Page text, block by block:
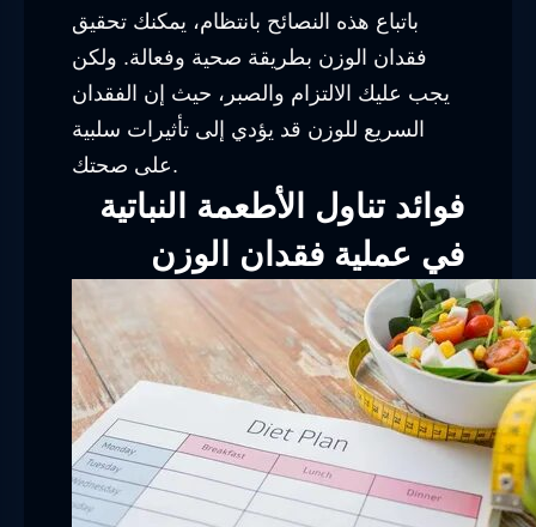
باتباع هذه النصائح بانتظام، يمكنك تحقيق
فقدان الوزن بطريقة صحية وفعالة. ولكن
يجب عليك الالتزام والصبر، حيث إن الفقدان
السريع للوزن قد يؤدي إلى تأثيرات سلبية
على صحتك.
فوائد تناول الأطعمة النباتية
في عملية فقدان الوزن